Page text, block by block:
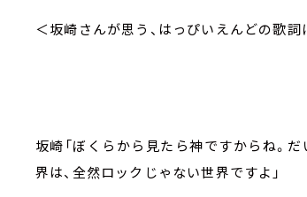
＜坂崎さんが思う、はっぴいえんどの歌詞
坂崎「ぼくらから見たら神ですからね。
界は、全然ロックじゃない世界ですよ」